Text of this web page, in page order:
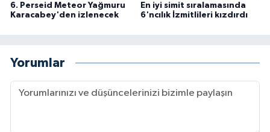
6. Perseid Meteor Yağmuru
Karacabey'den izlenecek
En iyi simit sıralamasında
6'ncılık İzmitlileri kızdırdı
Yorumlar